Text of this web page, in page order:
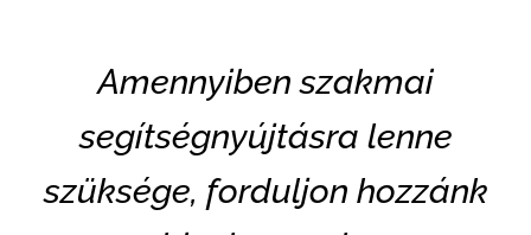
Amennyiben szakmai
segítségnyújtásra lenne
szüksége, forduljon hozzánk